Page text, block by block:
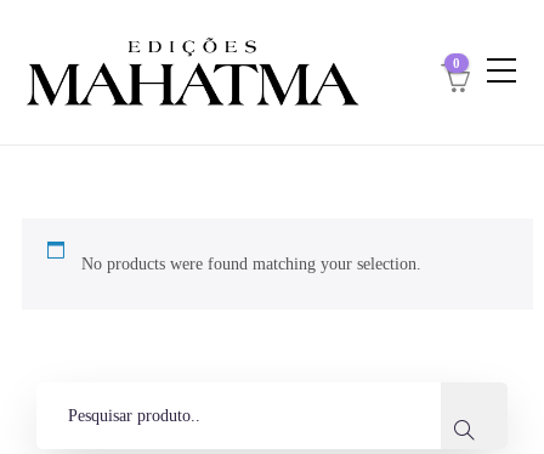
0
No products were found matching your selection.